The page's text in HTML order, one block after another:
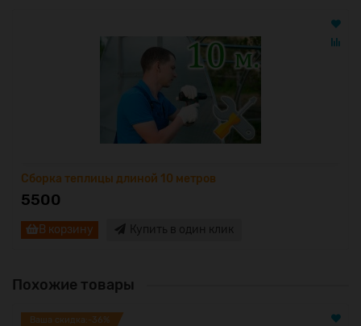
Сборка теплицы длиной 10 метров
5500
В корзину Купить в один клик
Похожие товары
Ваша скидка:-36%